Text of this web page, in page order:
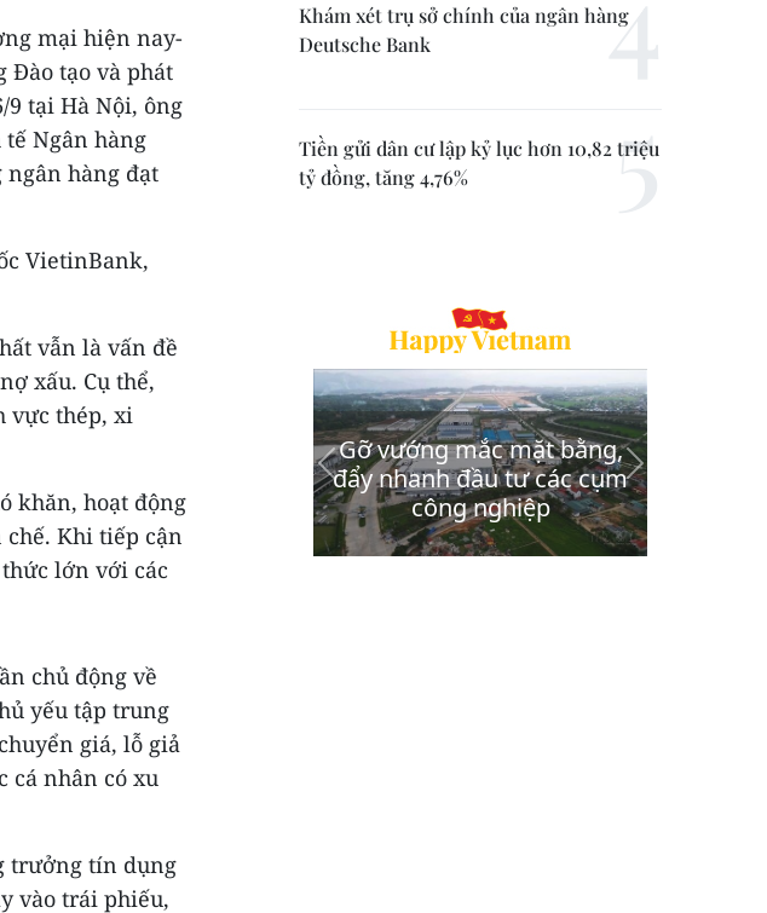
mại hiện nay-
Đào tạo và phát
tại Hà Nội, ông
Ngân hàng
hàng đạt
VietinBank,
vẫn là vấn đề
xấu. Cụ thể,
vực thép, xi
khăn, hoạt động
Khi tiếp cận
lớn với các
chủ động về
yếu tập trung
giá, lỗ giả
cá nhân có xu
trưởng tín dụng
vào trái phiếu,
Khám xét trụ sở chính của ngân hàng
Deutsche Bank
Tiền gửi dân cư lập kỷ lục hơn 10,82 triệu
tỷ đồng, tăng 4,76%